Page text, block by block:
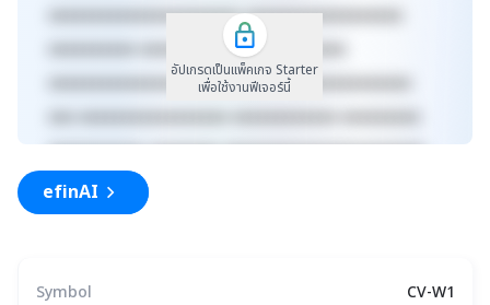
xxxxxxxxxxxxxxxxxxxxxx xxxxxxxxxxxxxxxxxx
xxxxxxxxxx xxxxxxxxxxxxx xxxxxxxxxx
xxxxxxxxxxxxxxxxxxxxxxxxxx xxxxxxxxxxxxxxx
xxx xxxxxxxxxxxxxxxxx xxxxxxxxxxxx xxxxxxxxx
xxxxxxxxxxx xxxxxxxx xxxxxxxxxxxxxxxxxxxxxxx
xxxxxxxxxxxxxxxxxxx xxxxx
xxxxxxxxxxxxxxxxxxxxxxxxxxxxxx
อัปเกรดเป็นแพ็คเกจ Starter
เพื่อใช้งานฟีเจอร์นี้
efinAI
Symbol
CV-W1